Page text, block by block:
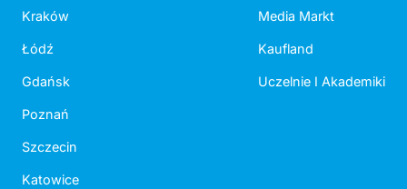
Kraków
Łódź
Gdańsk
Poznań
Szczecin
Katowice
Media Markt
Kaufland
Uczelnie I Akademiki